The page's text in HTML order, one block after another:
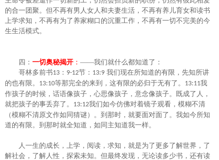
的合一团聚。但不再有男人女人和夫妻生活，不再有养儿育女和读书
上学求知，不再有为了养家糊口的沉重工作，不再有一切不完美的今
生生活模式。
四： 一切奥秘揭开 ： ——我们就什么都知道了：
哥林多前书13 ： 9-12节： 13:9 我们现在所知道的有限，先知所讲
的也有限。 13:10等那完全的来到，这有限的必归于无有了。 13:11我
作孩子的时候，话语像孩子，心思像孩子，意念像孩子。既成了人，
就把孩子的事丢弃了。 13:12我们如今仿佛对着镜子观看，模糊不清
（模糊不清原文作如同猜谜）。到那时，就要面对面了。我如今所知
道的有限。到那时就全知道，如同主知道我一样。
人一生的成长，上学，阅读，求知，就是为了更多了解世界，了
解社会，了解人性，探索未知。但最终发现，无论读多少书，还有读